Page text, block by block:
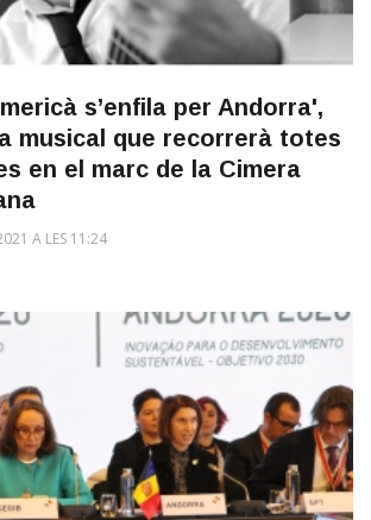
s’enfila per Andorra',
musical que recorrerà totes
en el marc de la Cimera
A LES 11:24